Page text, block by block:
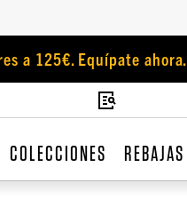
a 125€. Equípate ahora.
COLECCIONES REBAJAS